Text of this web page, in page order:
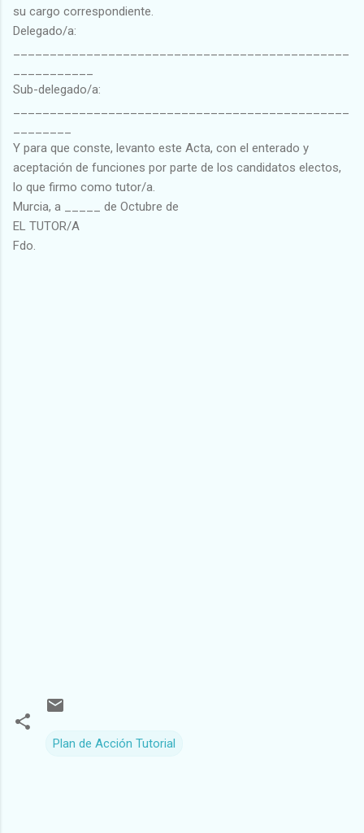
su cargo correspondiente.
Delegado/a:
Sub-delegado/a:
Y para que conste, levanto este Acta, con el enterado y
aceptación de funciones por parte de los candidatos electos,
lo que firmo como tutor/a.
Murcia, a _____ de Octubre de
EL TUTOR/A
Fdo.
Plan de Acción Tutorial